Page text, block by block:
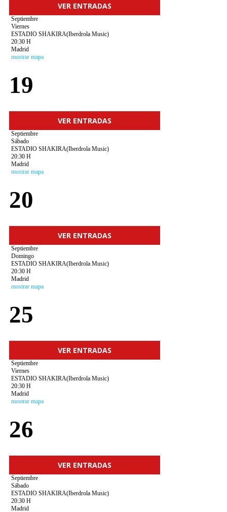
VER ENTRADAS
Septiembre
Viernes
ESTADIO SHAKIRA(Iberdrola Music)
20:30 H
Madrid
mostrar mapa
19
VER ENTRADAS
Septiembre
Sábado
ESTADIO SHAKIRA(Iberdrola Music)
20:30 H
Madrid
mostrar mapa
20
VER ENTRADAS
Septiembre
Domingo
ESTADIO SHAKIRA(Iberdrola Music)
20:30 H
Madrid
mostrar mapa
25
VER ENTRADAS
Septiembre
Viernes
ESTADIO SHAKIRA(Iberdrola Music)
20:30 H
Madrid
mostrar mapa
26
VER ENTRADAS
Septiembre
Sábado
ESTADIO SHAKIRA(Iberdrola Music)
20:30 H
Madrid